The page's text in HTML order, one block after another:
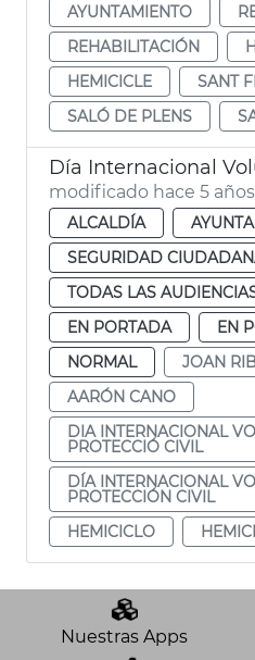
AYUNTAMIENTO
REHABILITACIÓN
HEMICICLE
SANT
SALÓ DE PLENS
modificado hace 5 años
ALCALDÍA
SEGURIDAD
TODAS LAS
EN PORTADA
EN
NORMAL
JOAN
AARÓN CANO
DIA INTERNACIONAL
PROTECCIÓ CIVIL
DÍA INTERNACIONAL
PROTECCIÓN CIVIL
HEMICICLO
Nuestras Apps